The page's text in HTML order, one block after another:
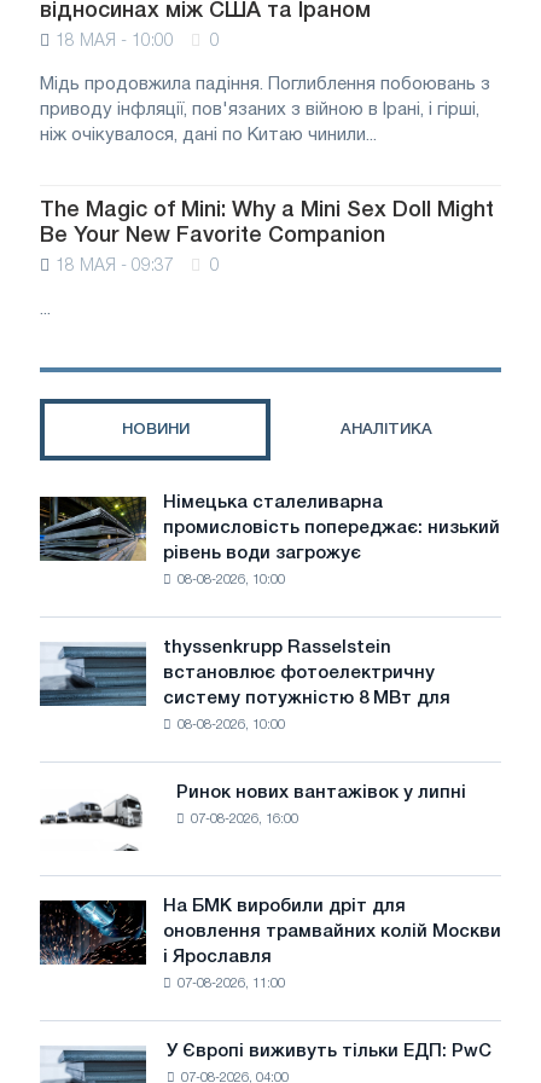
відносинах між США та Іраном
18 МАЯ - 10:00 0
Мідь продовжила падіння. Поглиблення побоювань з
приводу інфляції, пов'язаних з війною в Ірані, і гірші,
ніж очікувалося, дані по Китаю чинили...
The Magic of Mini: Why a Mini Sex Doll Might
Be Your New Favorite Companion
18 МАЯ - 09:37 0
...
НОВИНИ АНАЛІТИКА
Німецька
сталеливарна
промисловість
води
загрожує
Німецька сталеливарна
промисловість попереджає: низький
рівень води загрожує
08-08-2026, 10:00
thyssenkrupp
Rasselstein
встановлює
фотоелектричну
цілей
декарбонізації
thyssenkrupp Rasselstein
встановлює фотоелектричну
систему потужністю 8 МВт для
08-08-2026, 10:00
Ринок
нових
вантажівок
у
липні
Ринок нових вантажівок у липні
07-08-2026, 16:00
На
БМК
виробили
трамвайних
На БМК виробили дріт для
оновлення трамвайних колій Москви
і Ярославля
07-08-2026, 11:00
У Європі виживуть тільки ЕДП: PwC
07-08-2026, 04:00